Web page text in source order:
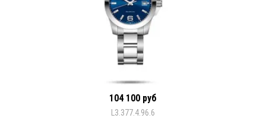
104 100 руб
L3.377.4.96.6